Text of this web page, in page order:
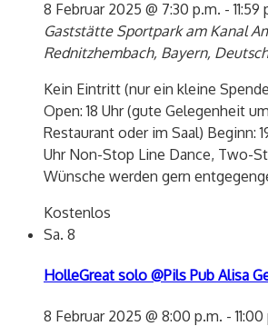
8 Februar 2025 @ 7:30 p.m. -11:59
Gaststätte Sportpark am Kanal
Rednitzhembach, Bayern,
Kein Eintritt (nur ein kleine
Open: 18 Uhr (gute Gelegenheit
Restaurant oder im Saal) Beginn:
Uhr Non-Stop Line Dance, Two-
Wünsche werden gern
Kostenlos
Sa. 8
HolleGreat solo @Pils Pub Alisa
8 Februar 2025 @ 8:00 p.m. -